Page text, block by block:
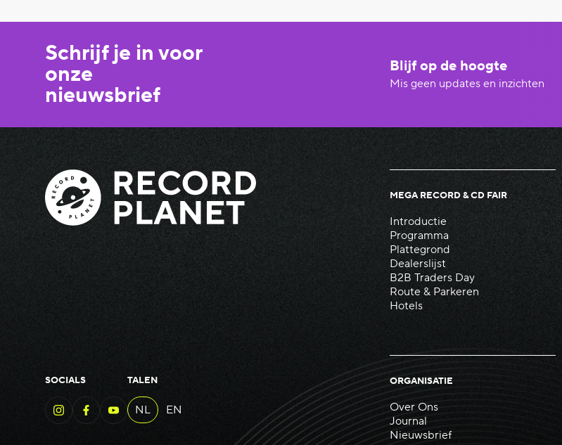
Schrijf je in voor
onze
nieuwsbrief
Blijf op de hoogte
Mis geen updates en inzichten
MEGA RECORD & CD FAIR
Introductie
Programma
Plattegrond
Dealerslijst
B2B Traders Day
Route & Parkeren
Hotels
ORGANISATIE
Over Ons
Journal
Nieuwsbrief
TALEN
NL EN
SOCIALS